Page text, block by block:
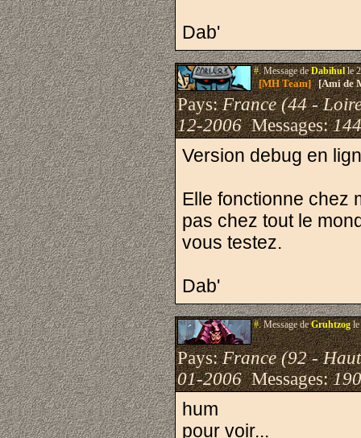
Dab'
#.Message deDabihulle
[MH Team][Ami de
Pays:France (44 -
12-2006Messages:
Version debug en
Elle fonctionne chez
pas chez tout le
vous testez.
Dab'
#.Message deGruhtzogle
Pays:France (92 -
01-2006Messages:
hum
pour voir...